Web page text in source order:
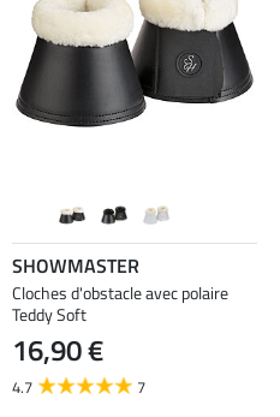
SHOWMASTER
Cloches d'obstacle avec polaire
Teddy Soft
16,90 €
4.7 7